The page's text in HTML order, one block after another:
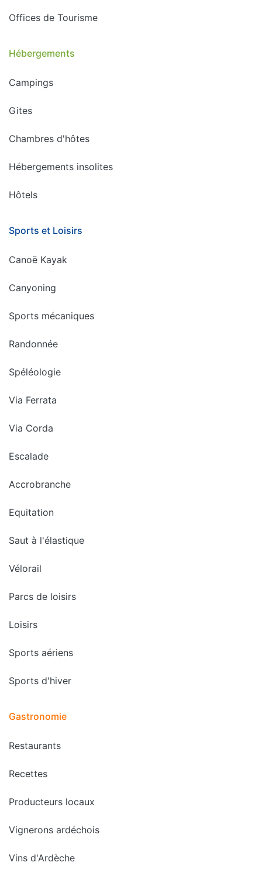
Offices de Tourisme
Hébergements
Campings
Gites
Chambres d'hôtes
Hébergements insolites
Hôtels
Sports et Loisirs
Canoë Kayak
Canyoning
Sports mécaniques
Randonnée
Spéléologie
Via Ferrata
Via Corda
Escalade
Accrobranche
Equitation
Saut à l'élastique
Vélorail
Parcs de loisirs
Loisirs
Sports aériens
Sports d'hiver
Gastronomie
Restaurants
Recettes
Producteurs locaux
Vignerons ardéchois
Vins d'Ardèche